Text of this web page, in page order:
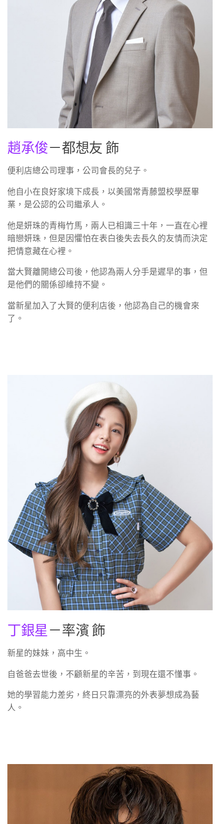
趙承俊－都想友 飾
便利店總公司理事，公司會長的兒子。
他自小在良好家境下成長，以美國常青藤盟校學歷畢
業，是公認的公司繼承人。
他是妍珠的青梅竹馬，兩人已相識三十年，一直在心裡
暗戀妍珠，但是因懼怕在表白後失去長久的友情而決定
把情意藏在心裡。
當大賢離開總公司後，他認為兩人分手是遲早的事，但
是他們的關係卻維持不變。
當新星加入了大賢的便利店後，他認為自己的機會來
了。
丁銀星－率濱 飾
新星的妹妹，高中生。
自爸爸去世後，不顧新星的辛苦，到現在還不懂事。
她的學習能力差劣，終日只靠漂亮的外表夢想成為藝
人。